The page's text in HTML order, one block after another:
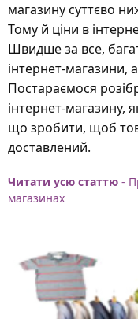
магазину суттєво
Тому й ціни в
Швидше за все,
інтернет-магазини,
Постараємося
інтернет-магазину,
що зробити, щоб
доставлений.
Читати усю статтю -
магазинах